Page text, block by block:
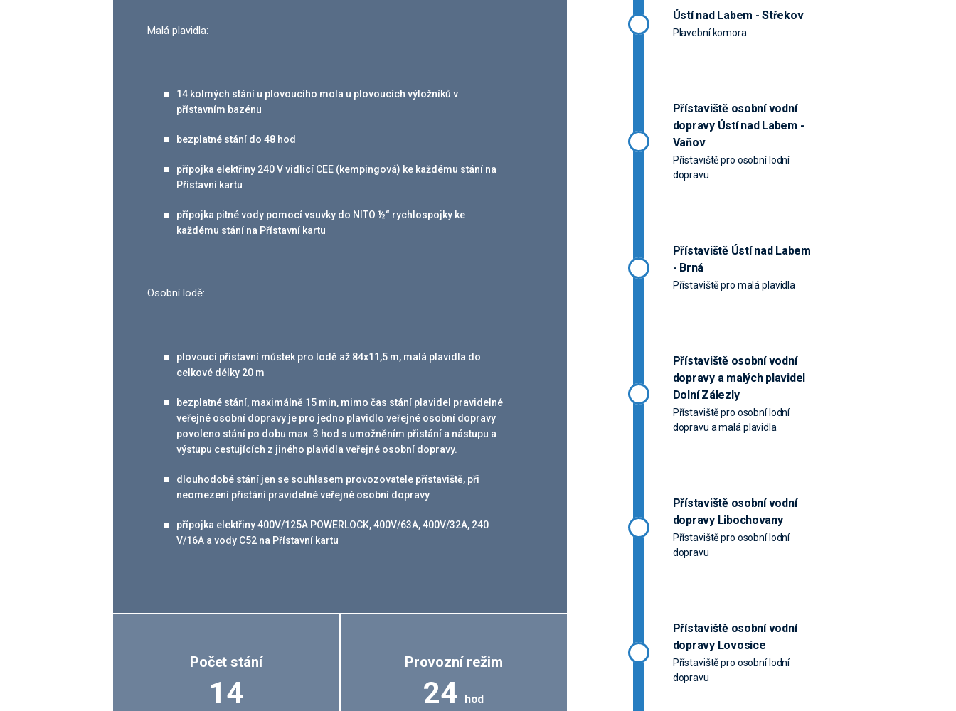
Malá plavidla:
14 kolmých stání u plovoucího mola u plovoucích výložníků v
přístavním bazénu
bezplatné stání do 48 hod
přípojka elektřiny 240 V vidlicí CEE (kempingová) ke každému stání na
Přístavní kartu
přípojka pitné vody pomocí vsuvky do NITO ½“ rychlospojky ke
každému stání na Přístavní kartu
Osobní lodě:
plovoucí přístavní můstek pro lodě až 84x11,5 m, malá plavidla do
celkové délky 20 m
bezplatné stání, maximálně 15 min, mimo čas stání plavidel pravidelné
veřejné osobní dopravy je pro jedno plavidlo veřejné osobní dopravy
povoleno stání po dobu max. 3 hod s umožněním přistání a nástupu a
výstupu cestujících z jiného plavidla veřejné osobní dopravy.
dlouhodobé stání jen se souhlasem provozovatele přístaviště, při
neomezení přistání pravidelné veřejné osobní dopravy
přípojka elektřiny 400V/125A POWERLOCK, 400V/63A, 400V/32A, 240
V/16A a vody C52 na Přístavní kartu
Počet stání
14
Provozní režim
24 hod
Ústí nad Labem - Střekov
Plavební komora
Přístaviště osobní vodní
dopravy Ústí nad Labem -
Vaňov
Přístaviště pro osobní lodní
dopravu
Přístaviště Ústí nad Labem
- Brná
Přístaviště pro malá plavidla
Přístaviště osobní vodní
dopravy a malých plavidel
Dolní Zálezly
Přístaviště pro osobní lodní
dopravu a malá plavidla
Přístaviště osobní vodní
dopravy Libochovany
Přístaviště pro osobní lodní
dopravu
Přístaviště osobní vodní
dopravy Lovosice
Přístaviště pro osobní lodní
dopravu